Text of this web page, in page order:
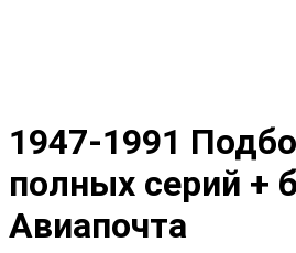
1947-1991
полных серий +
Авиапочта